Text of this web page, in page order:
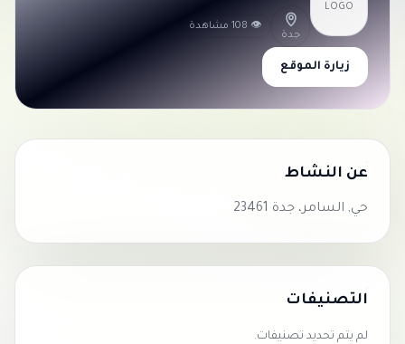
LOGO
جدة
👁 108 مشاهدة
زيارة الموقع
عن النشاط
حي, السامر، جدة 23461
التصنيفات
لم يتم تحديد تصنيفات.